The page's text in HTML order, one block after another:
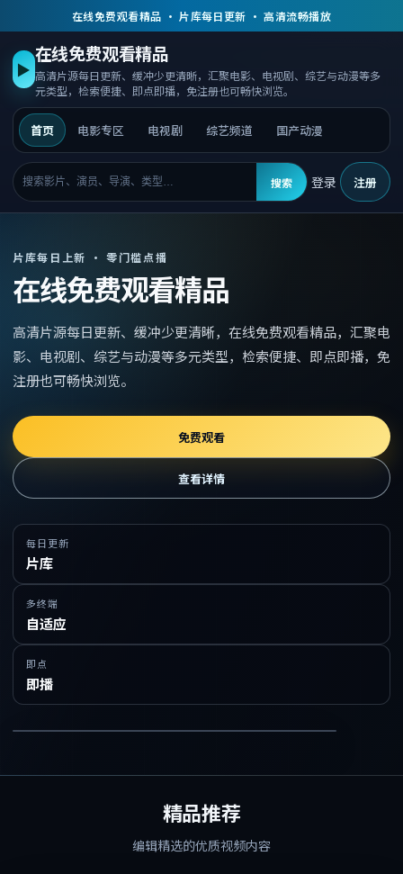
在线免费观看精品 · 片库每日更新 · 高清流畅播放
▶
在线免费观看精品
高清片源每日更新、缓冲少更清晰，汇聚电影、电视剧、综艺与动漫等多
元类型，检索便捷、即点即播，免注册也可畅快浏览。
首页 电影专区 电视剧 综艺频道 国产动漫
搜索 登录 注册
片库每日上新 · 零门槛点播
在线免费观看精品
高清片源每日更新、缓冲少更清晰， 在线免费观看精品， 汇聚电
影、电视剧、综艺与动漫等多元类型，检索便捷、即点即播，免
注册也可畅快浏览。
免费观看
查看详情
每日更新
片库
多终端
自适应
即点
即播
精品推荐
编辑精选的优质视频内容